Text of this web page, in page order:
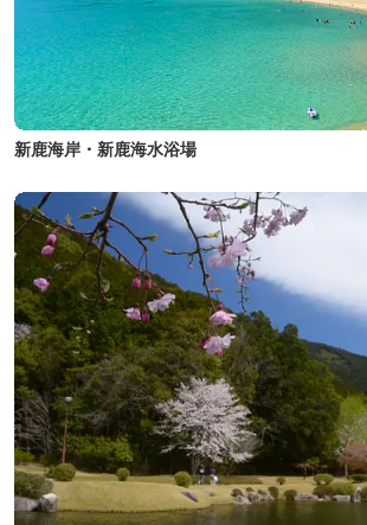
新鹿海岸・新鹿海水浴場